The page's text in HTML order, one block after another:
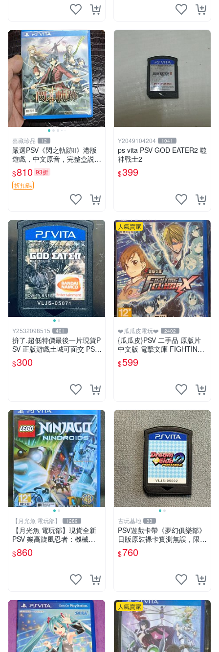
嘉藏珍品 12
嚴選PSV《閃之軌跡Ⅱ》港版
遊戲，中文原音，完整盒説，
實拍展示成色佳 閃之軌跡Ⅱ P
SV 港版 中文
$810 93折
折扣碼
Y2049104204 1041
ps vita PSV GOD EATER2 噬
神戰士2
$399
Y2532098515 401
拚了.超低特價最後一片現貨P
SV 正版游戲土城可面交 PSV
噬神者 解放重生 日版 【9成
新】✪裸片 二手九成新~
$300
人氣賣家
❤️瓜瓜皮電玩❤️ 2402
{瓜瓜皮}PSV 二手品 原版片
中文版 電擊文庫 FIGHTING
CLIMAX(遊戲都有回收)
$599
【月光魚 電玩部】 1289
【月光魚 電玩部】現貨全新
PSV 樂高旋風忍者：機械忍
者 亞版英文版 LEGO Ninjag
o: Nindroids
$860
古玩基地 33
PSV遊戲卡帶《夢幻俱樂部》
日版原裝裸卡實測無誤，限S
ONY PSV機支援 psv psv游戲
psv夢幻俱樂部
$760
人氣賣家